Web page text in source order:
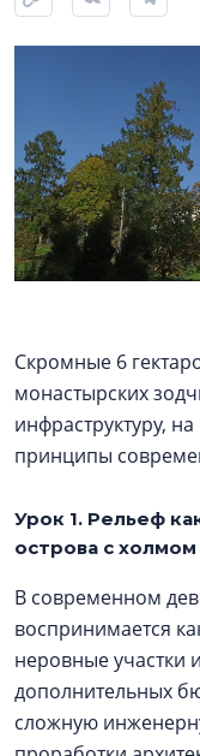
Скромные 6
монастырских
инфраструктуру,
принципы
Урок 1. Рельеф
острова с
В современном
воспринимается
неровные участки
дополнительных
сложную